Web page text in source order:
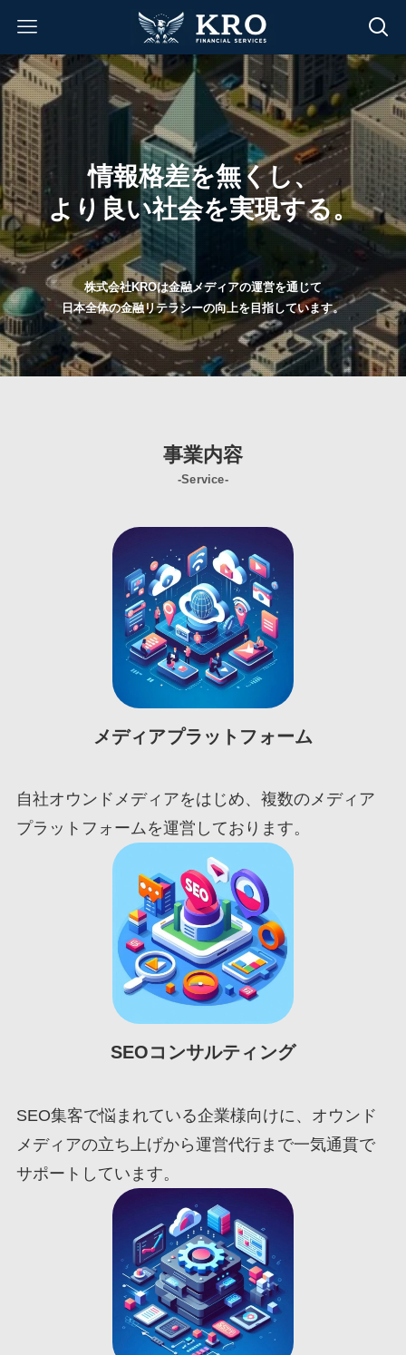
情報格差を無くし、
より良い社会を実現する。
株式会社KROは金融メディアの運営を通じて
日本全体の金融リテラシーの向上を目指しています。
事業内容
-Service-
メディアプラットフォーム
自社オウンドメディアをはじめ、複数のメディア
プラットフォームを運営しております。
SEOコンサルティング
SEO集客で悩まれている企業様向けに、オウンド
メディアの立ち上げから運営代行まで一気通貫で
サポートしています。